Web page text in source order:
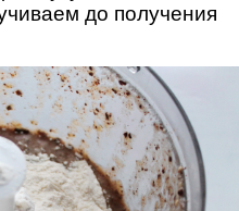
до получения